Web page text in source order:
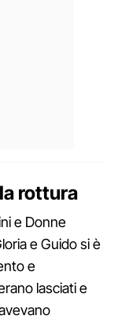
rottura
e Donne
e Guido si è
e
lasciati e